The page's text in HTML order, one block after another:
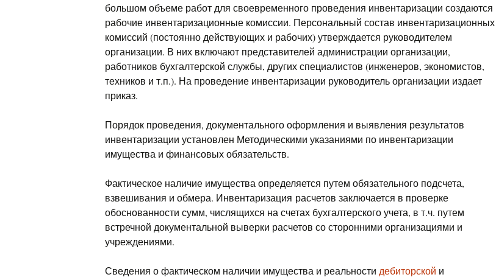
большом объеме работ для своевременного проведения инвентаризации создаются
рабочие инвентаризационные комиссии. Персональный состав инвентаризационных
комиссий (постоянно действующих и рабочих) утверждается руководителем
организации. В них включают представителей администрации организации,
работников бухгалтерской службы, других специалистов (инженеров, экономистов,
техников и т.п.). На проведение инвентаризации руководитель организации издает
приказ.
Порядок проведения, документального оформления и выявления результатов
инвентаризации установлен Методическими указаниями по инвентаризации
имущества и финансовых обязательств.
Фактическое наличие имущества определяется путем обязательного подсчета,
взвешивания и обмера. Инвентаризация расчетов заключается в проверке
обоснованности сумм, числящихся на счетах бухгалтерского учета, в т.ч. путем
встречной документальной выверки расчетов со сторонними организациями и
учреждениями.
Сведения о фактическом наличии имущества и реальности дебиторской и